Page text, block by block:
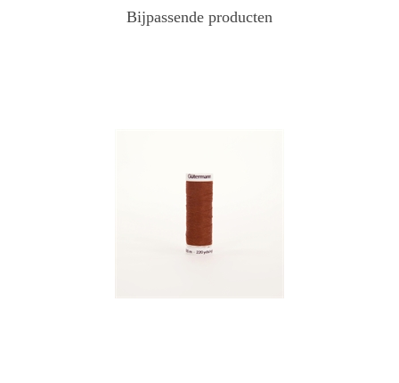
Bijpassende producten